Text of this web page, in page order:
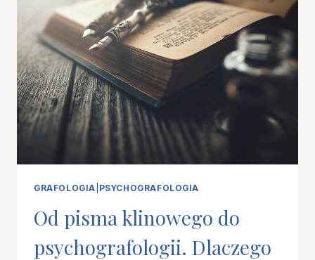
O
RYTMIE,
NAPIĘCIU
I
ODDECHU
RĘKI,
CZYLI
DLACZEGO
LITERY
GRAFOLOGIA PSYCHOGRAFOLOGIA
Od pisma klinowego do
psychografologii. Dlaczego